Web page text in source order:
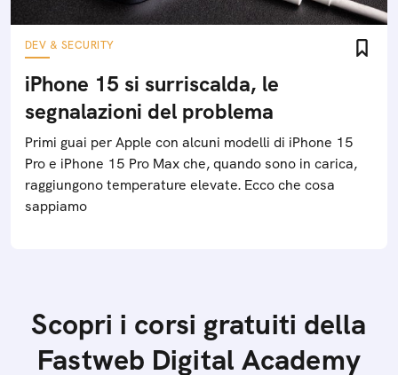
DEV & SECURITY
iPhone 15 si surriscalda, le
segnalazioni del problema
Primi guai per Apple con alcuni modelli di iPhone 15
Pro e iPhone 15 Pro Max che, quando sono in carica,
raggiungono temperature elevate. Ecco che cosa
sappiamo
Scopri i corsi gratuiti della
Fastweb Digital Academy